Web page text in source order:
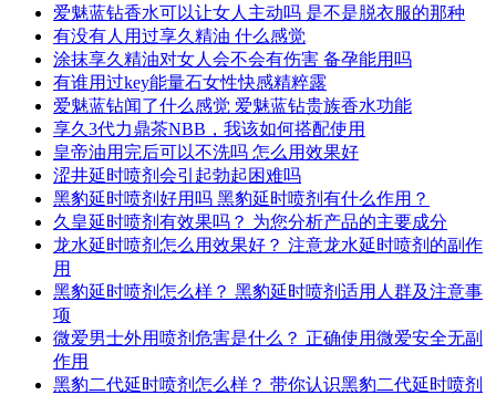
爱魅蓝钻香水可以让女人主动吗 是不是脱衣服的那种
有没有人用过享久精油 什么感觉
涂抹享久精油对女人会不会有伤害 备孕能用吗
有谁用过key能量石女性快感精粹露
爱魅蓝钻闻了什么感觉 爱魅蓝钻贵族香水功能
享久3代力鼎茶NBB，我该如何搭配使用
皇帝油用完后可以不洗吗 怎么用效果好
涩井延时喷剂会引起勃起困难吗
黑豹延时喷剂好用吗 黑豹延时喷剂有什么作用？
久皇延时喷剂有效果吗？ 为您分析产品的主要成分
龙水延时喷剂怎么用效果好？ 注意龙水延时喷剂的副作
用
黑豹延时喷剂怎么样？ 黑豹延时喷剂适用人群及注意事
项
微爱男士外用喷剂危害是什么？ 正确使用微爱安全无副
作用
黑豹二代延时喷剂怎么样？ 带你认识黑豹二代延时喷剂